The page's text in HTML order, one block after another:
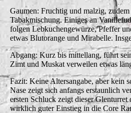
Gaumen: Fruchtig und malzig, zudem
Tabakmischung. Einiges an
folgen Lebkuchengewürze, Pfeffer
etwas Blutorange und Mirabelle.
Abgang: Kurz bis mittellang, führt
Zimt und Muskat verweilen etwas
Fazit: Keine Altersangabe, aber kein
Nase zeigt sich anfangs erstaunlich
ersten Schluck zeigt dieser Glenturret
wirklich guter Einstieg in die Core